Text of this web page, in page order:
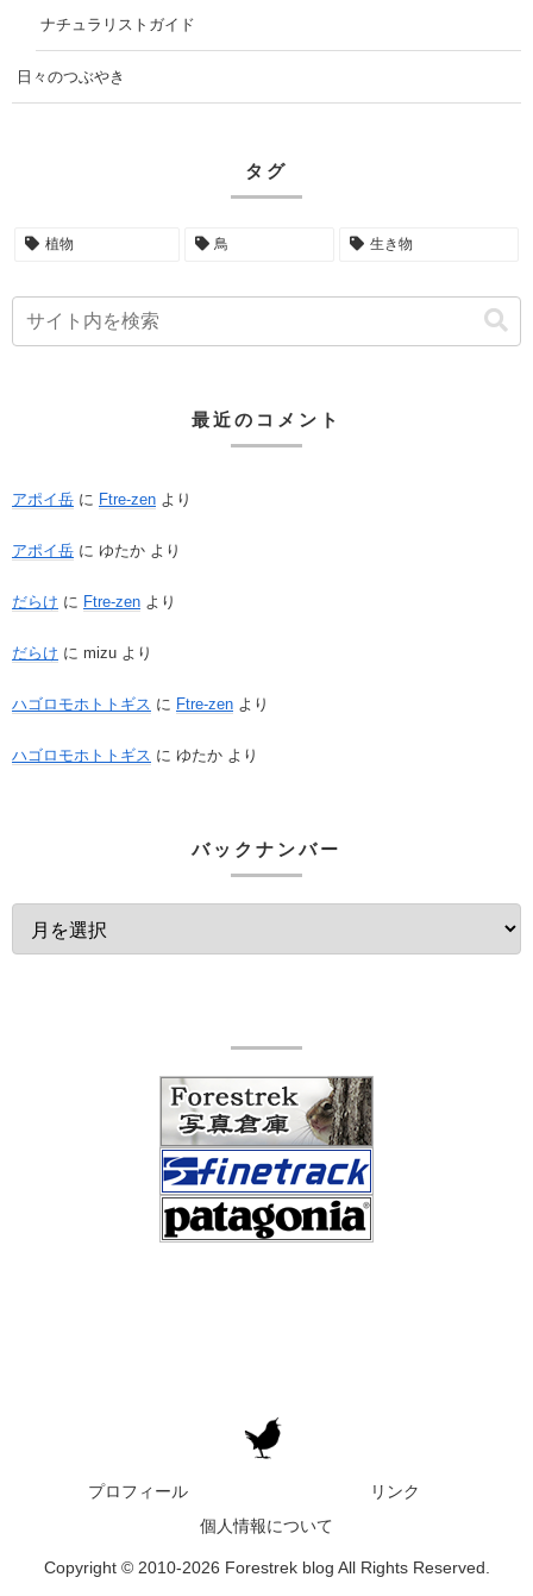
ナチュラリストガイド
日々のつぶやき
タグ
植物 鳥 生き物
最近のコメント
アポイ岳 に Ftre-zen より
アポイ岳 に ゆたか より
だらけ に Ftre-zen より
だらけ に mizu より
ハゴロモホトトギス に Ftre-zen より
ハゴロモホトトギス に ゆたか より
バックナンバー
プロフィール
リンク
個人情報について
Copyright © 2010-2026 Forestrek blog All Rights Reserved.